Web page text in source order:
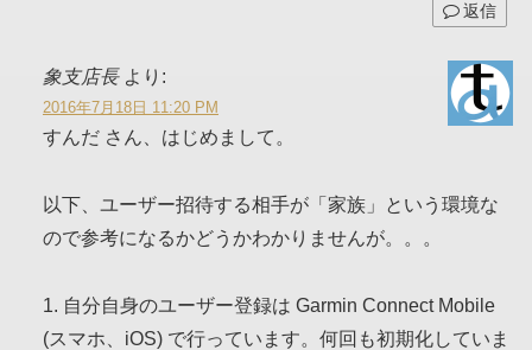
返信
象支店長 より:
2016年7月18日 11:20 PM
すんだ さん、はじめまして。
以下、ユーザー招待する相手が「家族」という環境な
ので参考になるかどうかわかりませんが。。。
1. 自分自身のユーザー登録は Garmin Connect Mobile
(スマホ、iOS) で行っています。何回も初期化していま